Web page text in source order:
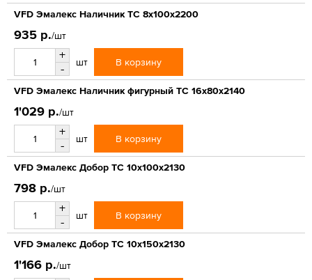
VFD Эмалекс Наличник ТС 8x100x2200
935 р./шт
+
-
шт В корзину
VFD Эмалекс Наличник фигурный ТС 16x80x2140
1'029 р./шт
+
-
шт В корзину
VFD Эмалекс Добор ТС 10x100x2130
798 р./шт
+
-
шт В корзину
VFD Эмалекс Добор ТС 10x150x2130
1'166 р./шт